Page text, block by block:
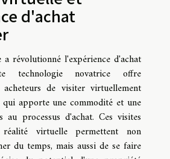
d'achat
révolutionné l'expérience d'achat
technologie novatrice offre
de visiter virtuellement
apporte une commodité et une
au processus d'achat. Ces visites
virtuelle permettent non
du temps, mais aussi de se faire